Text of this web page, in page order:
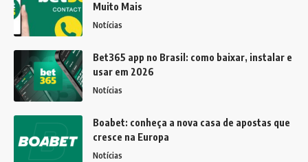
Muito Mais
Notícias
Bet365 app no Brasil: como baixar, instalar e
usar em 2026
Notícias
Boabet: conheça a nova casa de apostas que
cresce na Europa
Notícias